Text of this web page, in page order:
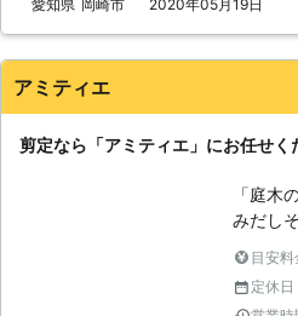
機機工
応しま
た。
実績が
ます。 松や杉といった寒さに強い針
葉樹、
に葉を
愛知県 岡崎市 2020年05月19日
アミティエ
剪定なら「アミティエ」にお任せく
「庭木
みだし
綺麗に
共「ア
私共「
目安料
定休日